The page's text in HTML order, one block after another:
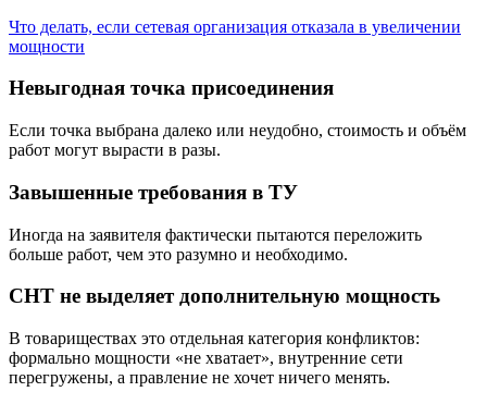
Что делать, если сетевая организация отказала в увеличении
мощности
Невыгодная точка присоединения
Если точка выбрана далеко или неудобно, стоимость и объём
работ могут вырасти в разы.
Завышенные требования в ТУ
Иногда на заявителя фактически пытаются переложить
больше работ, чем это разумно и необходимо.
СНТ не выделяет дополнительную мощность
В товариществах это отдельная категория конфликтов:
формально мощности «не хватает», внутренние сети
перегружены, а правление не хочет ничего менять.